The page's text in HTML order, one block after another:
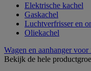
Elektrische kachel
Gaskachel
Luchtverfrisser en
Oliekachel
Wagen en aanhanger
Bekijk de hele